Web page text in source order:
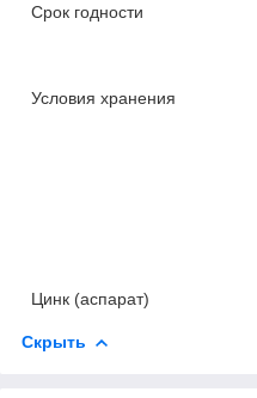
Срок годности
Условия хранения
Цинк (аспарат)
Скрыть